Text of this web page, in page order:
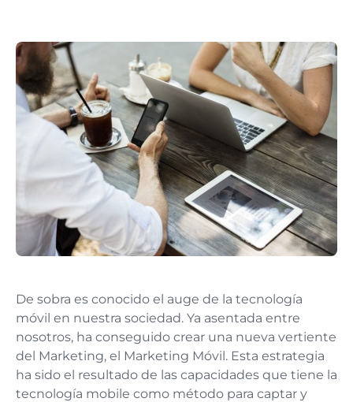
De sobra es conocido el auge de la tecnología
móvil en nuestra sociedad. Ya asentada entre
nosotros, ha conseguido crear una nueva vertiente
del Marketing, el Marketing Móvil. Esta estrategia
ha sido el resultado de las capacidades que tiene la
tecnología mobile como método para captar y